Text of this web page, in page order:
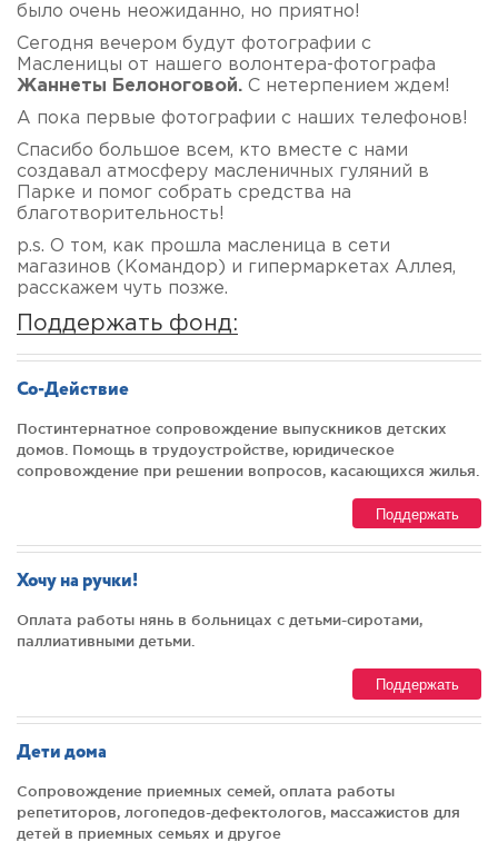
было очень неожиданно, но приятно!
Сегодня вечером будут фотографии с
Масленицы от нашего волонтера-фотографа
Жаннеты Белоноговой. С нетерпением ждем!
А пока первые фотографии с наших телефонов!
Спасибо большое всем, кто вместе с нами
создавал атмосферу масленичных гуляний в
Парке и помог собрать средства на
благотворительность!
p.s. О том, как прошла масленица в сети
магазинов (Командор) и гипермаркетах Аллея,
расскажем чуть позже.
Поддержать фонд:
Со-Действие
Постинтернатное сопровождение выпускников детских
домов. Помощь в трудоустройстве, юридическое
сопровождение при решении вопросов, касающихся жилья.
Поддержать
Хочу на ручки!
Оплата работы нянь в больницах с детьми-сиротами,
паллиативными детьми.
Поддержать
Дети дома
Сопровождение приемных семей, оплата работы
репетиторов, логопедов-дефектологов, массажистов для
детей в приемных семьях и другое